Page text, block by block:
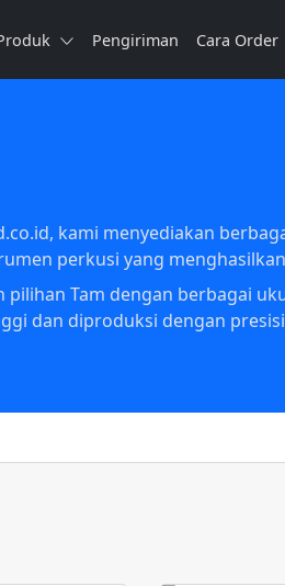
Pengiriman Cara Order
kami menyediakan
perkusi yang
Tam dengan berbagai
dan diproduksi dengan